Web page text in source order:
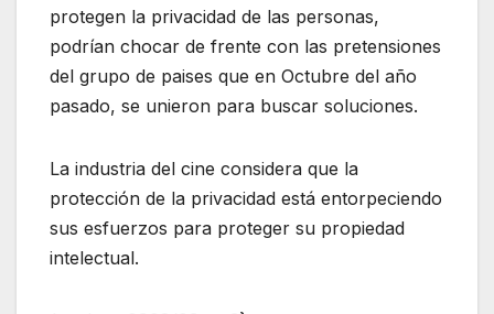
protegen la privacidad de las personas,
podrían chocar de frente con las pretensiones
del grupo de paises que en Octubre del año
pasado, se unieron para buscar soluciones.
La industria del cine considera que la
protección de la privacidad está entorpeciendo
sus esfuerzos para proteger su propiedad
intelectual.